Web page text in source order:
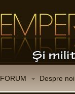
FORUM Despre noi